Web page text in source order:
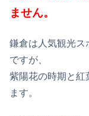
ません。
鎌倉は人気観光ス
ですが、
紫陽花の時期と紅
ます。